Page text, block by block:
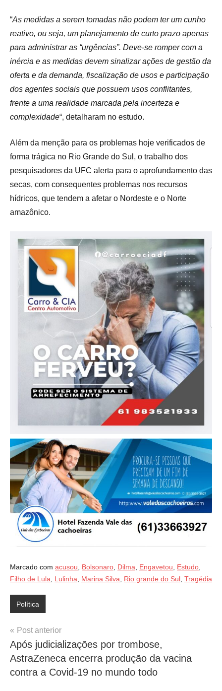
“As medidas a serem tomadas não podem ter um cunho
reativo, ou seja, um planejamento de curto prazo apenas
para administrar as “urgências”. Deve-se romper com a
inércia e as medidas devem sinalizar ações de gestão da
oferta e da demanda, fiscalização de usos e participação
dos agentes sociais que possuem usos conflitantes,
frente a uma realidade marcada pela incerteza e
complexidade“, detalharam no estudo.
Além da menção para os problemas hoje verificados de
forma trágica no Rio Grande do Sul, o trabalho dos
pesquisadores da UFC alerta para o aprofundamento das
secas, com consequentes problemas nos recursos
hídricos, que tendem a afetar o Nordeste e o Norte
amazônico.
Marcado com acusou, Bolsonaro, Dilma, Engavetou, Estudo,
Filho de Lula, Lulinha, Marina Silva, Rio grande do Sul, Tragédia
Política
Navegação
de
Post
Post anterior
Após judicializações por trombose,
AstraZeneca encerra produção da vacina
contra a Covid-19 no mundo todo